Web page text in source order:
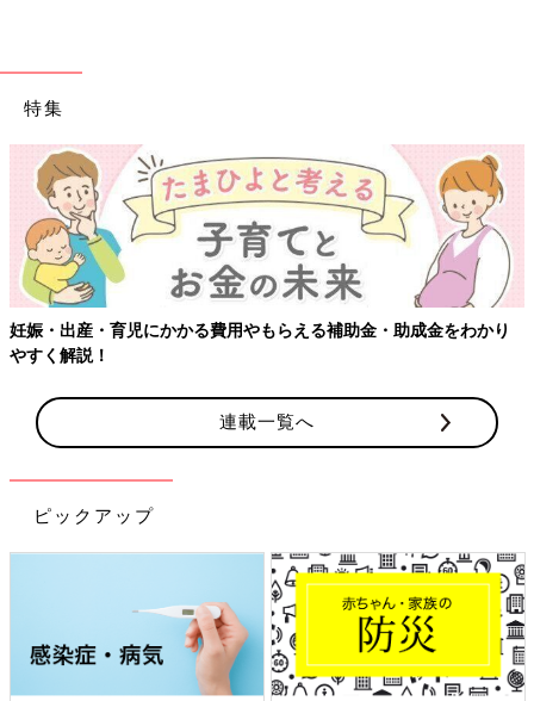
特集
・出産・育児にかかる費用やもらえる補助金・助成金をわかり
く解説！
連載一覧へ
ピックアップ